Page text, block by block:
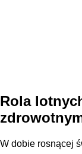
Rola
W dobie rosnącej